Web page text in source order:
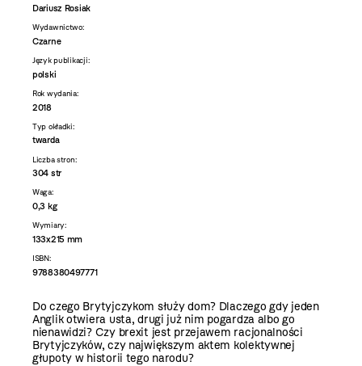
Dariusz Rosiak
Wydawnictwo:
Czarne
Język publikacji:
polski
Rok wydania:
2018
Typ okładki:
twarda
Liczba stron:
304 str
Waga:
0,3 kg
Wymiary:
133x215 mm
ISBN:
9788380497771
Do czego Brytyjczykom służy dom? Dlaczego gdy jeden
Anglik otwiera usta, drugi już nim pogardza albo go
nienawidzi? Czy brexit jest przejawem racjonalności
Brytyjczyków, czy największym aktem kolektywnej
głupoty w historii tego narodu?